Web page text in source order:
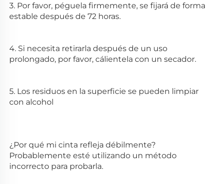
3. Por favor, péguela firmemente, se fijará de forma
estable después de 72 horas.
4. Si necesita retirarla después de un uso
prolongado, por favor, cálientela con un secador.
5. Los residuos en la superficie se pueden limpiar
con alcohol
¿Por qué mi cinta refleja débilmente?
Probablemente esté utilizando un método
incorrecto para probarla.